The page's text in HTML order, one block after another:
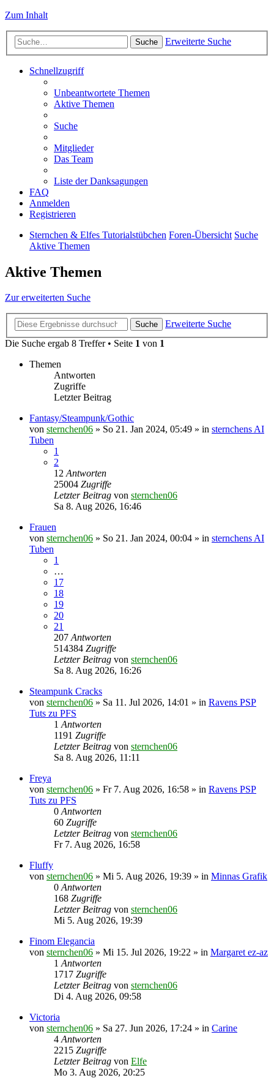
Zum Inhalt
Suche Erweiterte Suche
Schnellzugriff
Unbeantwortete Themen
Aktive Themen
Suche
Mitglieder
Das Team
Liste der Danksagungen
FAQ
Anmelden
Registrieren
Sternchen & Elfes Tutorialstübchen Foren-Übersicht Suche
Aktive Themen
Aktive Themen
Zur erweiterten Suche
Suche
Erweiterte Suche
Die Suche ergab 8 Treffer • Seite 1 von 1
Themen
Antworten
Zugriffe
Letzter Beitrag
Fantasy/Steampunk/Gothic
von sternchen06 » So 21. Jan 2024, 05:49 » in sternchens AI
Tuben
1
2
12 Antworten
25004 Zugriffe
Letzter Beitrag von sternchen06
Sa 8. Aug 2026, 16:46
Frauen
von sternchen06 » So 21. Jan 2024, 00:04 » in sternchens AI
Tuben
1
…
17
18
19
20
21
207 Antworten
514384 Zugriffe
Letzter Beitrag von sternchen06
Sa 8. Aug 2026, 16:26
Steampunk Cracks
von sternchen06 » Sa 11. Jul 2026, 14:01 » in Ravens PSP
Tuts zu PFS
1 Antworten
1191 Zugriffe
Letzter Beitrag von sternchen06
Sa 8. Aug 2026, 11:11
Freya
von sternchen06 » Fr 7. Aug 2026, 16:58 » in Ravens PSP
Tuts zu PFS
0 Antworten
60 Zugriffe
Letzter Beitrag von sternchen06
Fr 7. Aug 2026, 16:58
Fluffy
von sternchen06 » Mi 5. Aug 2026, 19:39 » in Minnas Grafik
0 Antworten
168 Zugriffe
Letzter Beitrag von sternchen06
Mi 5. Aug 2026, 19:39
Finom Elegancia
von sternchen06 » Mi 15. Jul 2026, 19:22 » in Margaret ez-az
1 Antworten
1717 Zugriffe
Letzter Beitrag von sternchen06
Di 4. Aug 2026, 09:58
Victoria
von sternchen06 » Sa 27. Jun 2026, 17:24 » in Carine
4 Antworten
2215 Zugriffe
Letzter Beitrag von Elfe
Mo 3. Aug 2026, 20:25